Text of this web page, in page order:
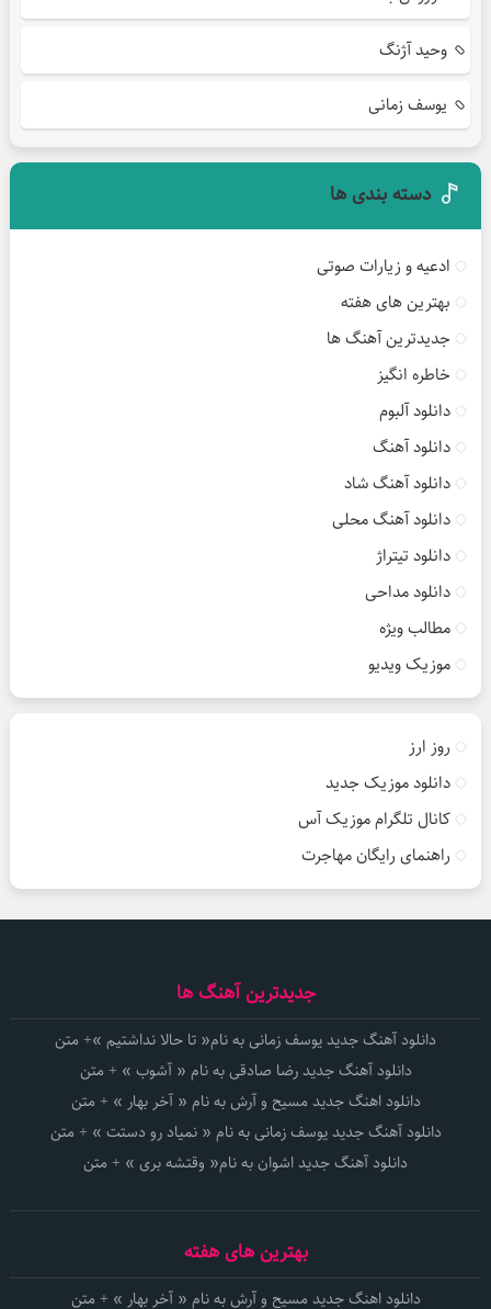
وحید آژنگ
یوسف زمانی
دسته بندی ها
ادعیه و زیارات صوتی
بهترین های هفته
جدیدترین آهنگ ها
خاطره انگیز
دانلود آلبوم
دانلود آهنگ
دانلود آهنگ شاد
دانلود آهنگ محلی
دانلود تیتراژ
دانلود مداحی
مطالب ویژه
موزیک ویدیو
روز ارز
دانلود موزیک جدید
کانال تلگرام موزیک آس
راهنمای رایگان مهاجرت
جدیدترین آهنگ ها
دانلود آهنگ جدید یوسف زمانی به نام« تا حالا نداشتیم »+ متن
دانلود آهنگ جدید رضا صادقی به نام « آشوب » + متن
دانلود اهنگ جدید مسیح و آرش به نام « آخر بهار » + متن
دانلود آهنگ جدید یوسف زمانی به نام « نمیاد رو دستت » + متن
دانلود آهنگ جدید اشوان به نام« وقتشه بری » + متن
بهترین های هفته
دانلود اهنگ جدید مسیح و آرش به نام « آخر بهار » + متن